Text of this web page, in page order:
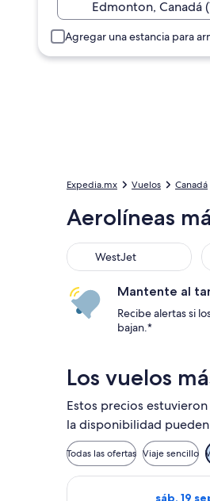
Agregar una estancia para
Expedia.mx Vuelos Canadá
Aerolíneas
WestJet
Mantente al
Recibe alertas si
bajan.*
Los vuelos
Estos precios
la disponibilidad
Todas las ofertas Viaje sencillo
sáb, 19